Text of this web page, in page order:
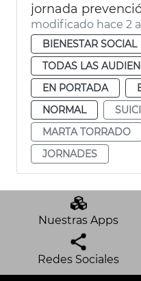
jornada
modificado hace 2
BIENESTAR SOCIAL
TODAS LAS
EN PORTADA
NORMAL
MARTA TORRADO
JORNADES
Nuestras Apps
Redes Sociales